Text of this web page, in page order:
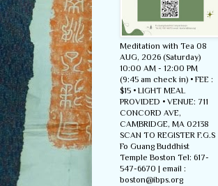
Meditation with Tea 08
AUG, 2026 (Saturday)
10:00 AM - 12:00 PM
(9:45 am check in) • FEE :
$15 • LIGHT MEAL
PROVIDED • VENUE: 711
CONCORD AVE,
CAMBRIDGE, MA 02138
SCAN TO REGISTER F.G.S
Fo Guang Buddhist
Temple Boston Tel: 617-
547-6670 | email :
boston@ibps.org